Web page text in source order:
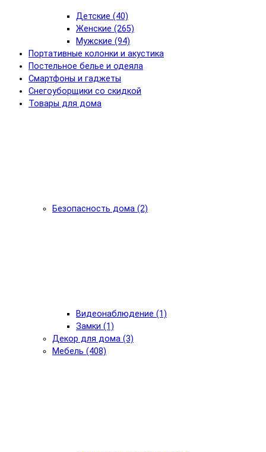
Детские (40)
Женские (265)
Мужские (94)
Портативные колонки и акустика
Постельное белье и одеяла
Смартфоны и гаджеты
Снегоуборщики со скидкой
Товары для дома
Безопасность дома (2)
Видеонаблюдение (1)
Замки (1)
Декор для дома (3)
Мебель (408)